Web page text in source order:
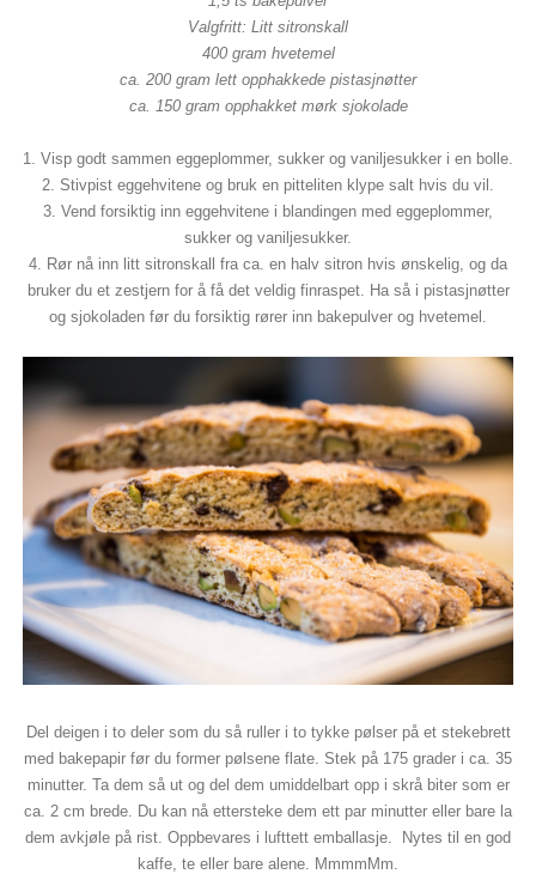
Valgfritt: Litt sitronskall
400 gram hvetemel
ca. 200 gram lett opphakkede pistasjnøtter
ca. 150 gram opphakket mørk sjokolade
1. Visp godt sammen eggeplommer, sukker og vaniljesukker i en bolle.
2. Stivpist eggehvitene og bruk en pitteliten klype salt hvis du vil.
3. Vend forsiktig inn eggehvitene i blandingen med eggeplommer,
sukker og vaniljesukker.
4. Rør nå inn litt sitronskall fra ca. en halv sitron hvis ønskelig, og da
bruker du et zestjern for å få det veldig finraspet. Ha så i pistasjnøtter
og sjokoladen før du forsiktig rører inn bakepulver og hvetemel.
Del deigen i to deler som du så ruller i to tykke pølser på et stekebrett
med bakepapir før du former pølsene flate. Stek på 175 grader i ca. 35
minutter. Ta dem så ut og del dem umiddelbart opp i skrå biter som er
ca. 2 cm brede. Du kan nå ettersteke dem ett par minutter eller bare la
dem avkjøle på rist. Oppbevares i lufttett emballasje. Nytes til en god
kaffe, te eller bare alene. MmmmMm.